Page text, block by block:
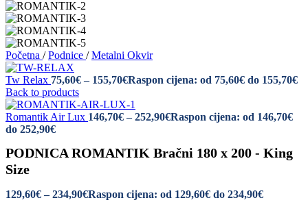
Početna / Podnice / Metalni Okvir
Tw Relax 75,60€ – 155,70€Raspon cijena: od 75,60€ do 155,70€
Back to products
Romantik Air Lux 146,70€ – 252,90€Raspon cijena: od 146,70€
do 252,90€
PODNICA ROMANTIK Bračni 180 x 200 - King
Size
129,60€ – 234,90€Raspon cijena: od 129,60€ do 234,90€